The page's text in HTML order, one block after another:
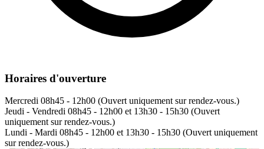
Horaires d'ouverture
Mercredi 08h45 - 12h00 (Ouvert uniquement sur rendez-vous.)
Jeudi - Vendredi 08h45 - 12h00 et 13h30 - 15h30 (Ouvert
uniquement sur rendez-vous.)
Lundi - Mardi 08h45 - 12h00 et 13h30 - 15h30 (Ouvert uniquement
sur rendez-vous.)